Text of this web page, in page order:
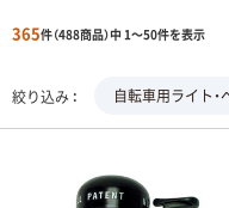
365件（488商品）中 1～50件を表示
絞り込み 自転車用ライト・